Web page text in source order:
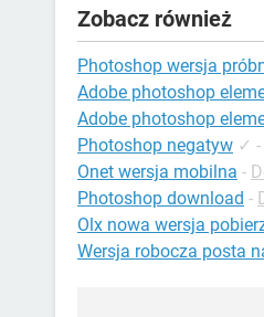
Zobacz również
Photoshop wersja
Adobe photoshop
Adobe photoshop
Photoshop negatyw ✓ -
Onet wersja mobilna -
Photoshop download -
Olx nowa wersja
Wersja robocza posta